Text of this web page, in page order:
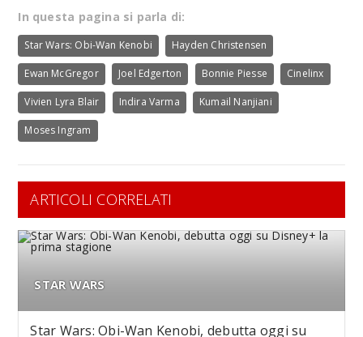
In questa pagina si parla di:
Star Wars: Obi-Wan Kenobi Hayden Christensen
Ewan McGregor Joel Edgerton Bonnie Piesse Cinelinx
Vivien Lyra Blair Indira Varma Kumail Nanjiani
Moses Ingram
ARTICOLI CORRELATI
STAR WARS
Star Wars: Obi-Wan Kenobi, debutta oggi su